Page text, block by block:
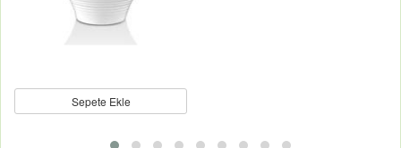
Sepete Ekle